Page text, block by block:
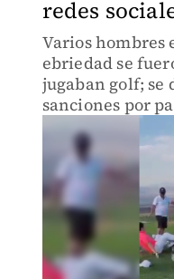
redes
Varios hombres
ebriedad se
jugaban golf; se
sanciones por